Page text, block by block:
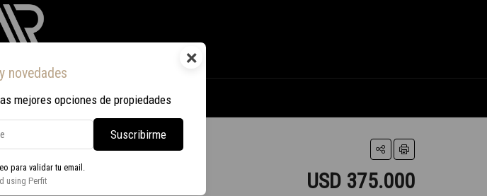
×
novedades
mejores opciones de propiedades
Suscribirme
para validar tu email.
using Perfit
Contacto Viaje a Rio 2026
USD 375.000